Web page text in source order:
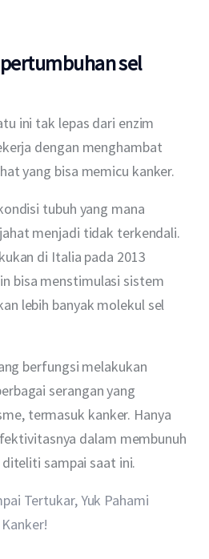
sel
ini tak lepas dari enzim
dengan menghambat
yang bisa memicu kanker.
tubuh yang mana
menjadi tidak terkendali.
di Italia pada 2013
bisa menstimulasi sistem
lebih banyak molekul sel
berfungsi melakukan
serangan yang
termasuk kanker. Hanya
dalam membunuh
sampai saat ini.
Tertukar, Yuk Pahami